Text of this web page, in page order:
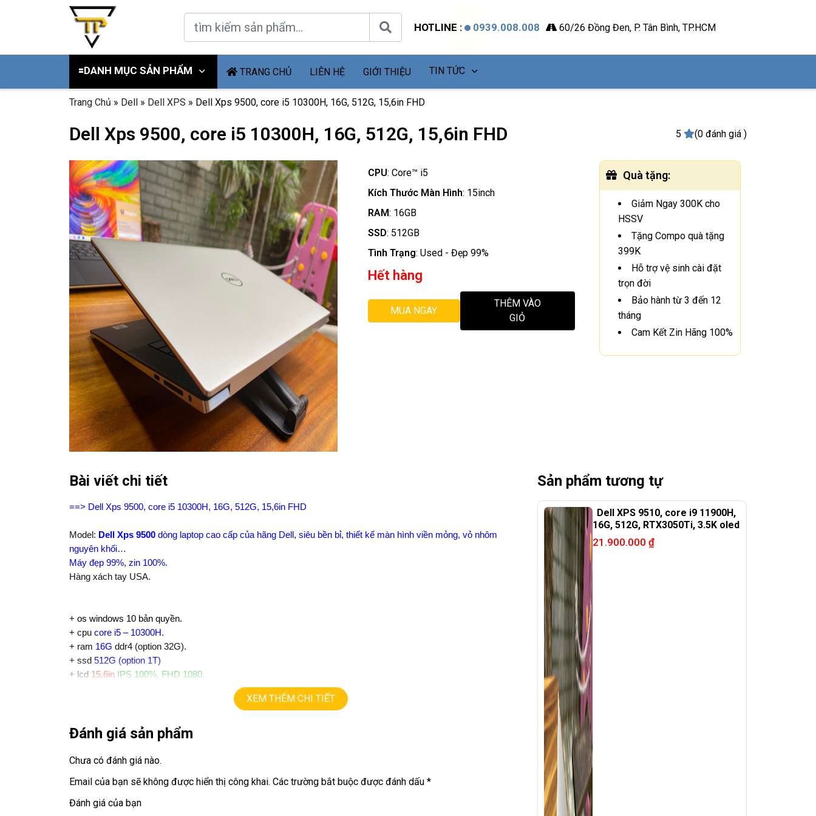
HOTLINE : 0939.008.008 60/26 Đồng Đen, P. Tân Bình, TP.HCM
🟰DANH MỤC SẢN PHẨM TRANG CHỦ LIÊN HỆ GIỚI THIỆU TIN TỨC
Trang Chủ » Dell » Dell XPS » Dell Xps 9500, core i5 10300H, 16G, 512G, 15,6in FHD
Dell Xps 9500, core i5 10300H, 16G, 512G, 15,6in FHD 5 (0 đánh giá )
CPU: Core™ i5
Kích Thước Màn Hình: 15inch
RAM: 16GB
SSD: 512GB
Tình Trạng: Used - Đẹp 99%
Hết hàng
MUA NGAY
THÊM VÀO
GIỎ
Quà tặng:
Giảm Ngay 300K cho
HSSV
Tặng Compo quà tặng
399K
Hỗ trợ vệ sinh cài đặt
trọn đời
Bảo hành từ 3 đến 12
tháng
Cam Kết Zin Hãng 100%
Bài viết chi tiết
==> Dell Xps 9500, core i5 10300H, 16G, 512G, 15,6in FHD
Model: Dell Xps 9500 dòng laptop cao cấp của hãng Dell, siêu bền bỉ, thiết kế màn hình viền mỏng, vỏ nhôm
nguyên khối…
Máy đẹp 99%, zin 100%.
Hàng xách tay USA.
+ os windows 10 bản quyền.
+ cpu core i5 – 10300H.
+ ram 16G ddr4 (option 32G).
+ ssd 512G (option 1T)
+ lcd 15,6in IPS 100%, FHD 1080.
+ phím chiclet, có đèn bàn phím.
Giá :12.9tr
📞 Hotline / Zalo:
XEM THÊM CHI TIẾT
Đánh giá sản phẩm
Chưa có đánh giá nào.
Email của bạn sẽ không được hiển thị công khai. Các trường bắt buộc được đánh dấu *
Đánh giá của bạn
Sản phẩm tương tự
Dell XPS 9510, core i9 11900H,
16G, 512G, RTX3050Ti, 3.5K oled
21.900.000 ₫